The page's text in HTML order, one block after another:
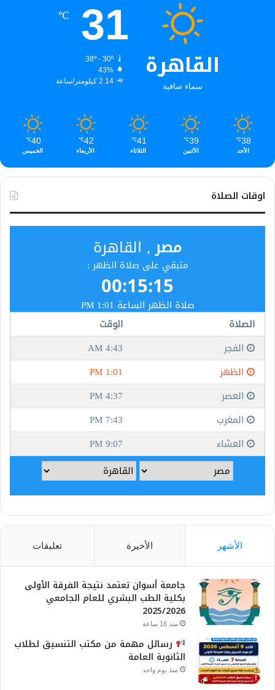
القاهرة
سماء صافية
31
℃
38º - 30º
43%
2.14 كيلومتر/ساعة
38
℃
الأحد
39
℃
الأثنين
41
℃
الثلاثاء
42
℃
الأربعاء
40
℃
الخميس
اوقات الصلاة
الأشهر الأخيرة تعليقات
جامعة أسوان تعتمد نتيجة الفرقة الأولى
بكلية الطب البشري للعام الجامعي
2025/2026
منذ 16 ساعة
رسائل مهمة من مكتب التنسيق لطلاب
الثانوية العامة
منذ يوم واحد